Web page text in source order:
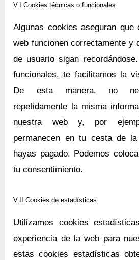
V.I Cookies técnicas o funcionales
Algunas cookies aseguran
web funcionen correctamente y
de usuario sigan
funcionales, te facilitamos la
De esta manera, no
repetidamente la misma
nuestra web y, por
permanecen en tu cesta de
hayas pagado. Podemos
tu consentimiento.
V.II Cookies de estadísticas
Utilizamos cookies
experiencia de la web para
estas cookies estadísticas